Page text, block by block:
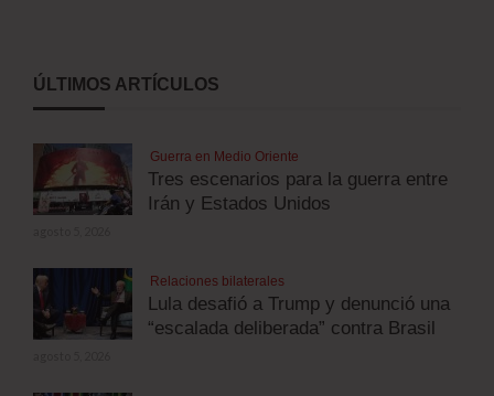
ÚLTIMOS ARTÍCULOS
Guerra en Medio Oriente
Tres escenarios para la guerra entre
Irán y Estados Unidos
Relaciones bilaterales
Lula desafió a Trump y denunció una
“escalada deliberada” contra Brasil